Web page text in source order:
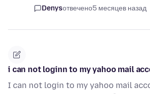
Denysотвечено5 месяцев назад
i can not loginn to my yahoo mail
I can not login to my yahoo mail